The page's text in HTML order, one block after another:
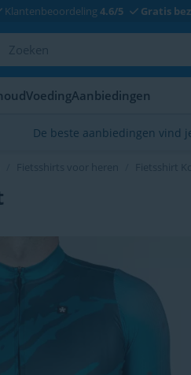
Klantenbeoordeling 4.6/5 Gratis
VoedingAanbiedingen
De beste aanbiedingen vind
Fietsshirts voor heren Fietsshirt